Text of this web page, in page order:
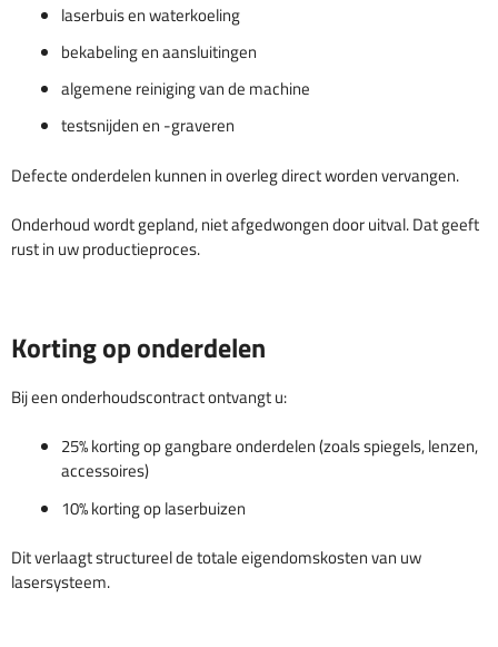
laserbuis en waterkoeling
bekabeling en aansluitingen
algemene reiniging van de machine
testsnijden en -graveren
Defecte onderdelen kunnen in overleg direct worden vervangen.
Onderhoud wordt gepland, niet afgedwongen door uitval. Dat geeft
rust in uw productieproces.
Korting op onderdelen
Bij een onderhoudscontract ontvangt u:
25% korting op gangbare onderdelen (zoals spiegels, lenzen,
accessoires)
10% korting op laserbuizen
Dit verlaagt structureel de totale eigendomskosten van uw
lasersysteem.